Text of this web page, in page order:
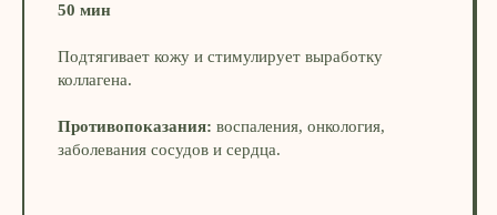
50 мин
Подтягивает кожу и стимулирует выработку
коллагена.
Противопоказания: воспаления, онкология,
заболевания сосудов и сердца.